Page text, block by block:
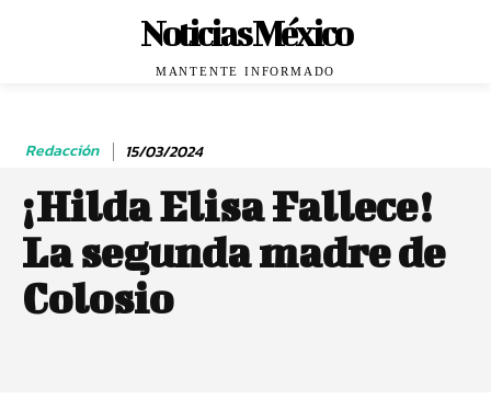
Noticias México
MANTENTE INFORMADO
Redacción 15/03/2024
¡Hilda Elisa Fallece!
La segunda madre de
Colosio